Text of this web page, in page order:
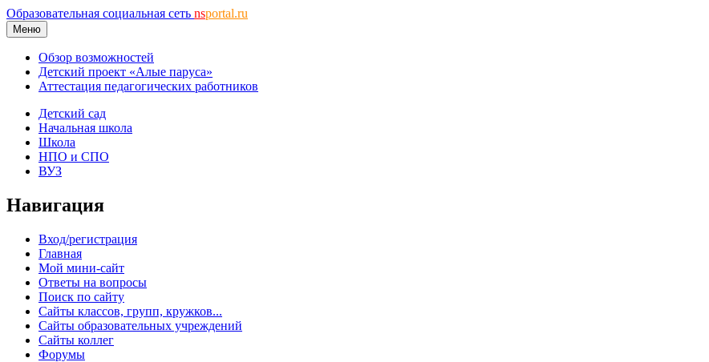
Образовательная социальная сеть nsportal.ru
Меню
Обзор возможностей
Детский проект «Алые паруса»
Аттестация педагогических работников
Детский сад
Начальная школа
Школа
НПО и СПО
ВУЗ
Навигация
Вход/регистрация
Главная
Мой мини-сайт
Ответы на вопросы
Поиск по сайту
Сайты классов, групп, кружков...
Сайты образовательных учреждений
Сайты коллег
Форумы